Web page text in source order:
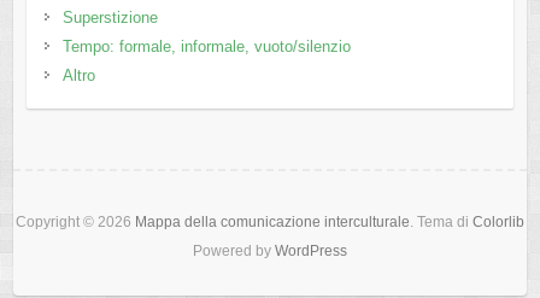
Superstizione
Tempo: formale, informale, vuoto/silenzio
Altro
Copyright © 2026 Mappa della comunicazione interculturale. Tema di Colorlib
Powered by WordPress